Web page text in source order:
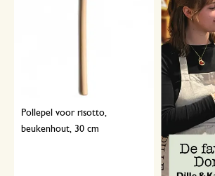
Pollepel voor risotto,
beukenhout, 30 cm